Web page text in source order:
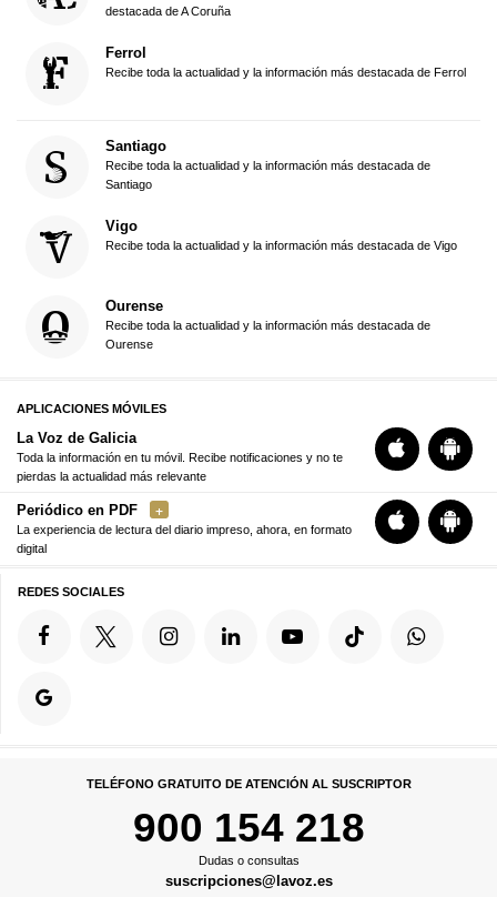
destacada de A Coruña
Ferrol
Recibe toda la actualidad y la información más destacada de Ferrol
Santiago
Recibe toda la actualidad y la información más destacada de
Santiago
Vigo
Recibe toda la actualidad y la información más destacada de Vigo
Ourense
Recibe toda la actualidad y la información más destacada de
Ourense
APLICACIONES MÓVILES
La Voz de Galicia
Toda la información en tu móvil. Recibe notificaciones y no te
pierdas la actualidad más relevante
Periódico en PDF
La experiencia de lectura del diario impreso, ahora, en formato
digital
REDES SOCIALES
TELÉFONO GRATUITO DE ATENCIÓN AL SUSCRIPTOR
900 154 218
Dudas o consultas
suscripciones@lavoz.es